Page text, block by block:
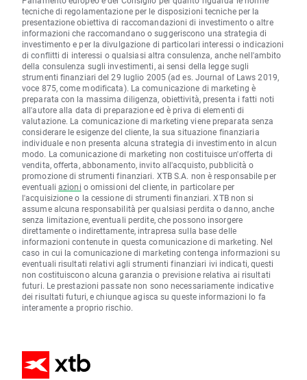
tecniche di regolamentazione per le disposizioni tecniche per la
presentazione obiettiva di raccomandazioni di investimento o altre
informazioni che raccomandano o suggeriscono una strategia di
investimento e per la divulgazione di particolari interessi o indicazioni
di conflitti di interessi o qualsiasi altra consulenza, anche nell'ambito
della consulenza sugli investimenti, ai sensi della legge sugli
strumenti finanziari del 29 luglio 2005 (ad es. Journal of Laws 2019,
voce 875, come modificata). La comunicazione di marketing è
preparata con la massima diligenza, obiettività, presenta i fatti noti
all'autore alla data di preparazione ed è priva di elementi di
valutazione. La comunicazione di marketing viene preparata senza
considerare le esigenze del cliente, la sua situazione finanziaria
individuale e non presenta alcuna strategia di investimento in alcun
modo. La comunicazione di marketing non costituisce un'offerta di
vendita, offerta, abbonamento, invito all'acquisto, pubblicità o
promozione di strumenti finanziari. XTB S.A. non è responsabile per
eventuali azioni o omissioni del cliente, in particolare per
l'acquisizione o la cessione di strumenti finanziari. XTB non si
assume alcuna responsabilità per qualsiasi perdita o danno, anche
senza limitazione, eventuali perdite, che possono insorgere
direttamente o indirettamente, intrapresa sulla base delle
informazioni contenute in questa comunicazione di marketing. Nel
caso in cui la comunicazione di marketing contenga informazioni su
eventuali risultati relativi agli strumenti finanziari ivi indicati, questi
non costituiscono alcuna garanzia o previsione relativa ai risultati
futuri. Le prestazioni passate non sono necessariamente indicative
dei risultati futuri, e chiunque agisca su queste informazioni lo fa
interamente a proprio rischio.